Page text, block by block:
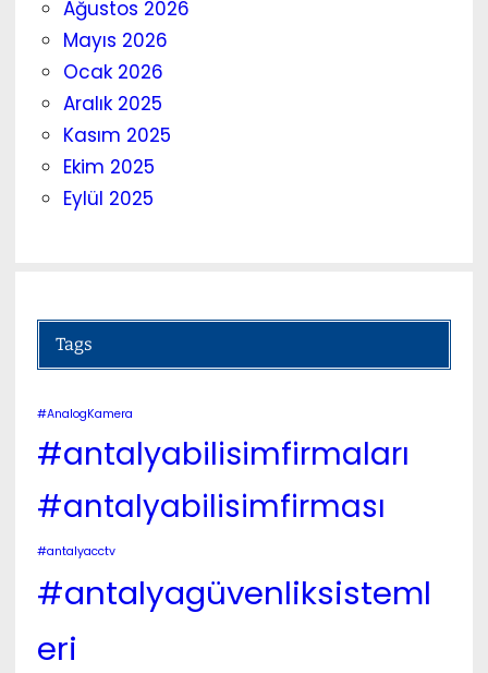
Ağustos 2026
Mayıs 2026
Ocak 2026
Aralık 2025
Kasım 2025
Ekim 2025
Eylül 2025
Tags
#AnalogKamera
#antalyabilisimfirmaları
#antalyabilisimfirması
#antalyacctv
#antalyagüvenliksisteml
eri